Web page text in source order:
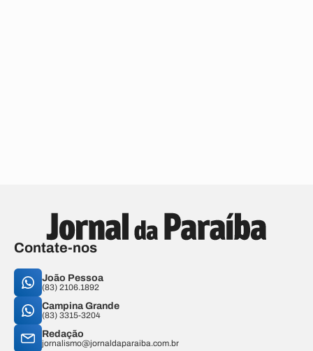
Contate-nos
João Pessoa
(83) 2106.1892
Campina Grande
(83) 3315-3204
Redação
jornalismo@jornaldaparaiba.com.br